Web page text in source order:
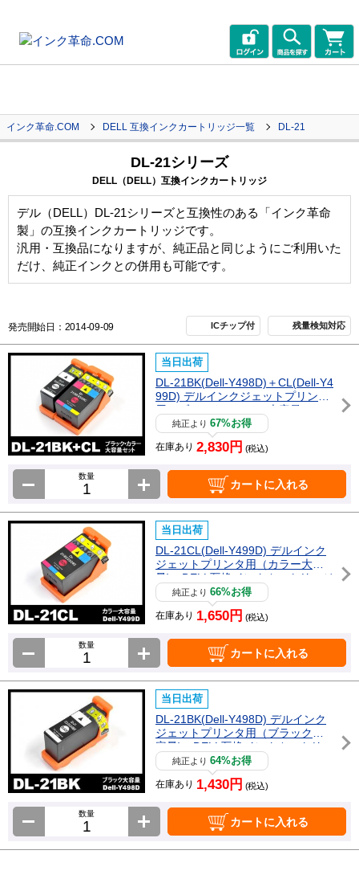
インク革命.COM DELL 互換インクカートリッジ一覧 DL-21
DL-21シリーズ
DELL（DELL）互換インクカートリッジ
デル（DELL）DL-21シリーズと互換性のある「インク革命
製」の互換インクカートリッジです。
汎用・互換品になりますが、純正品と同じようにご利用いた
だけ、純正インクとの併用も可能です。
発売開始日：2014-09-09 ICチップ付 残量検知対応
当日出荷
DL-21BK(Dell-Y498D)＋CL(Dell-Y4
99D) デルインクジェットプリンタ
用（ブラック・カラー大容量) DE
LL互換インクカートリッジ
純正より67%お得
在庫あり 2,830円 (税込)
数量
カートに入れる
当日出荷
DL-21CL(Dell-Y499D) デルインク
ジェットプリンタ用（カラー大容
量) DELL互換インクカートリッジ
純正より66%お得
在庫あり 1,650円 (税込)
数量
カートに入れる
当日出荷
DL-21BK(Dell-Y498D) デルインク
ジェットプリンタ用（ブラック大
容量) DELL互換インクカートリッ
純正より64%お得
在庫あり 1,430円 (税込)
数量
カートに入れる